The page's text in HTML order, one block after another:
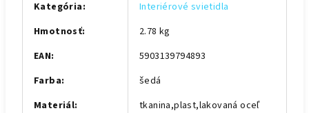
Kategória:
Interiérové svietidla
Hmotnosť:
2.78 kg
EAN:
5903139794893
Farba:
šedá
Materiál:
tkanina,plast,lakovaná oceľ